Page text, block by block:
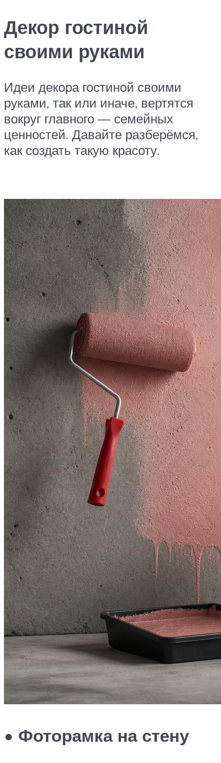
Декор гостиной
своими руками
Идеи декора гостиной своими
руками, так или иначе, вертятся
вокруг главного — семейных
ценностей. Давайте разберёмся,
как создать такую красоту.
• Фоторамка на стену